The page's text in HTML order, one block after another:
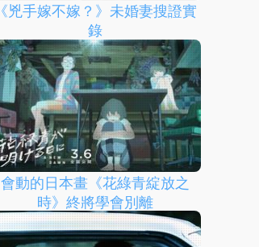
《兇手嫁不嫁？》未婚妻搜證實
錄
會動的日本畫《花綠青綻放之
時》終將學會別離